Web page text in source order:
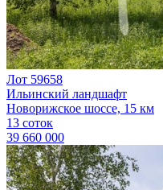
Лот 59658
Ильинский ландшафт
Новорижское шоссе, 15 км
13 соток
39 660 000